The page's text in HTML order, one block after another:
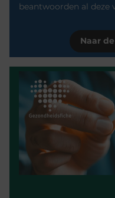
beantwoorden al deze
Naar